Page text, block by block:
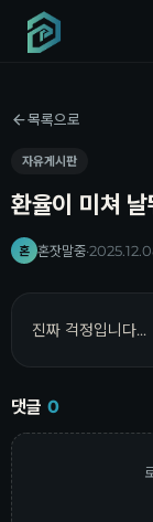
목록으로
자유게시판
환율이 미쳐 날
혼 혼잣말중·
진짜 걱정입니다...
댓글 0